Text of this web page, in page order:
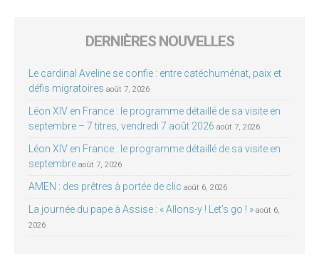
DERNIÈRES NOUVELLES
Le cardinal Aveline se confie : entre catéchuménat, paix et
défis migratoires août 7, 2026
Léon XIV en France : le programme détaillé de sa visite en
septembre – 7 titres, vendredi 7 août 2026 août 7, 2026
Léon XIV en France : le programme détaillé de sa visite en
septembre août 7, 2026
AMEN : des prêtres à portée de clic août 6, 2026
La journée du pape à Assise : « Allons-y ! Let’s go ! » août 6,
2026